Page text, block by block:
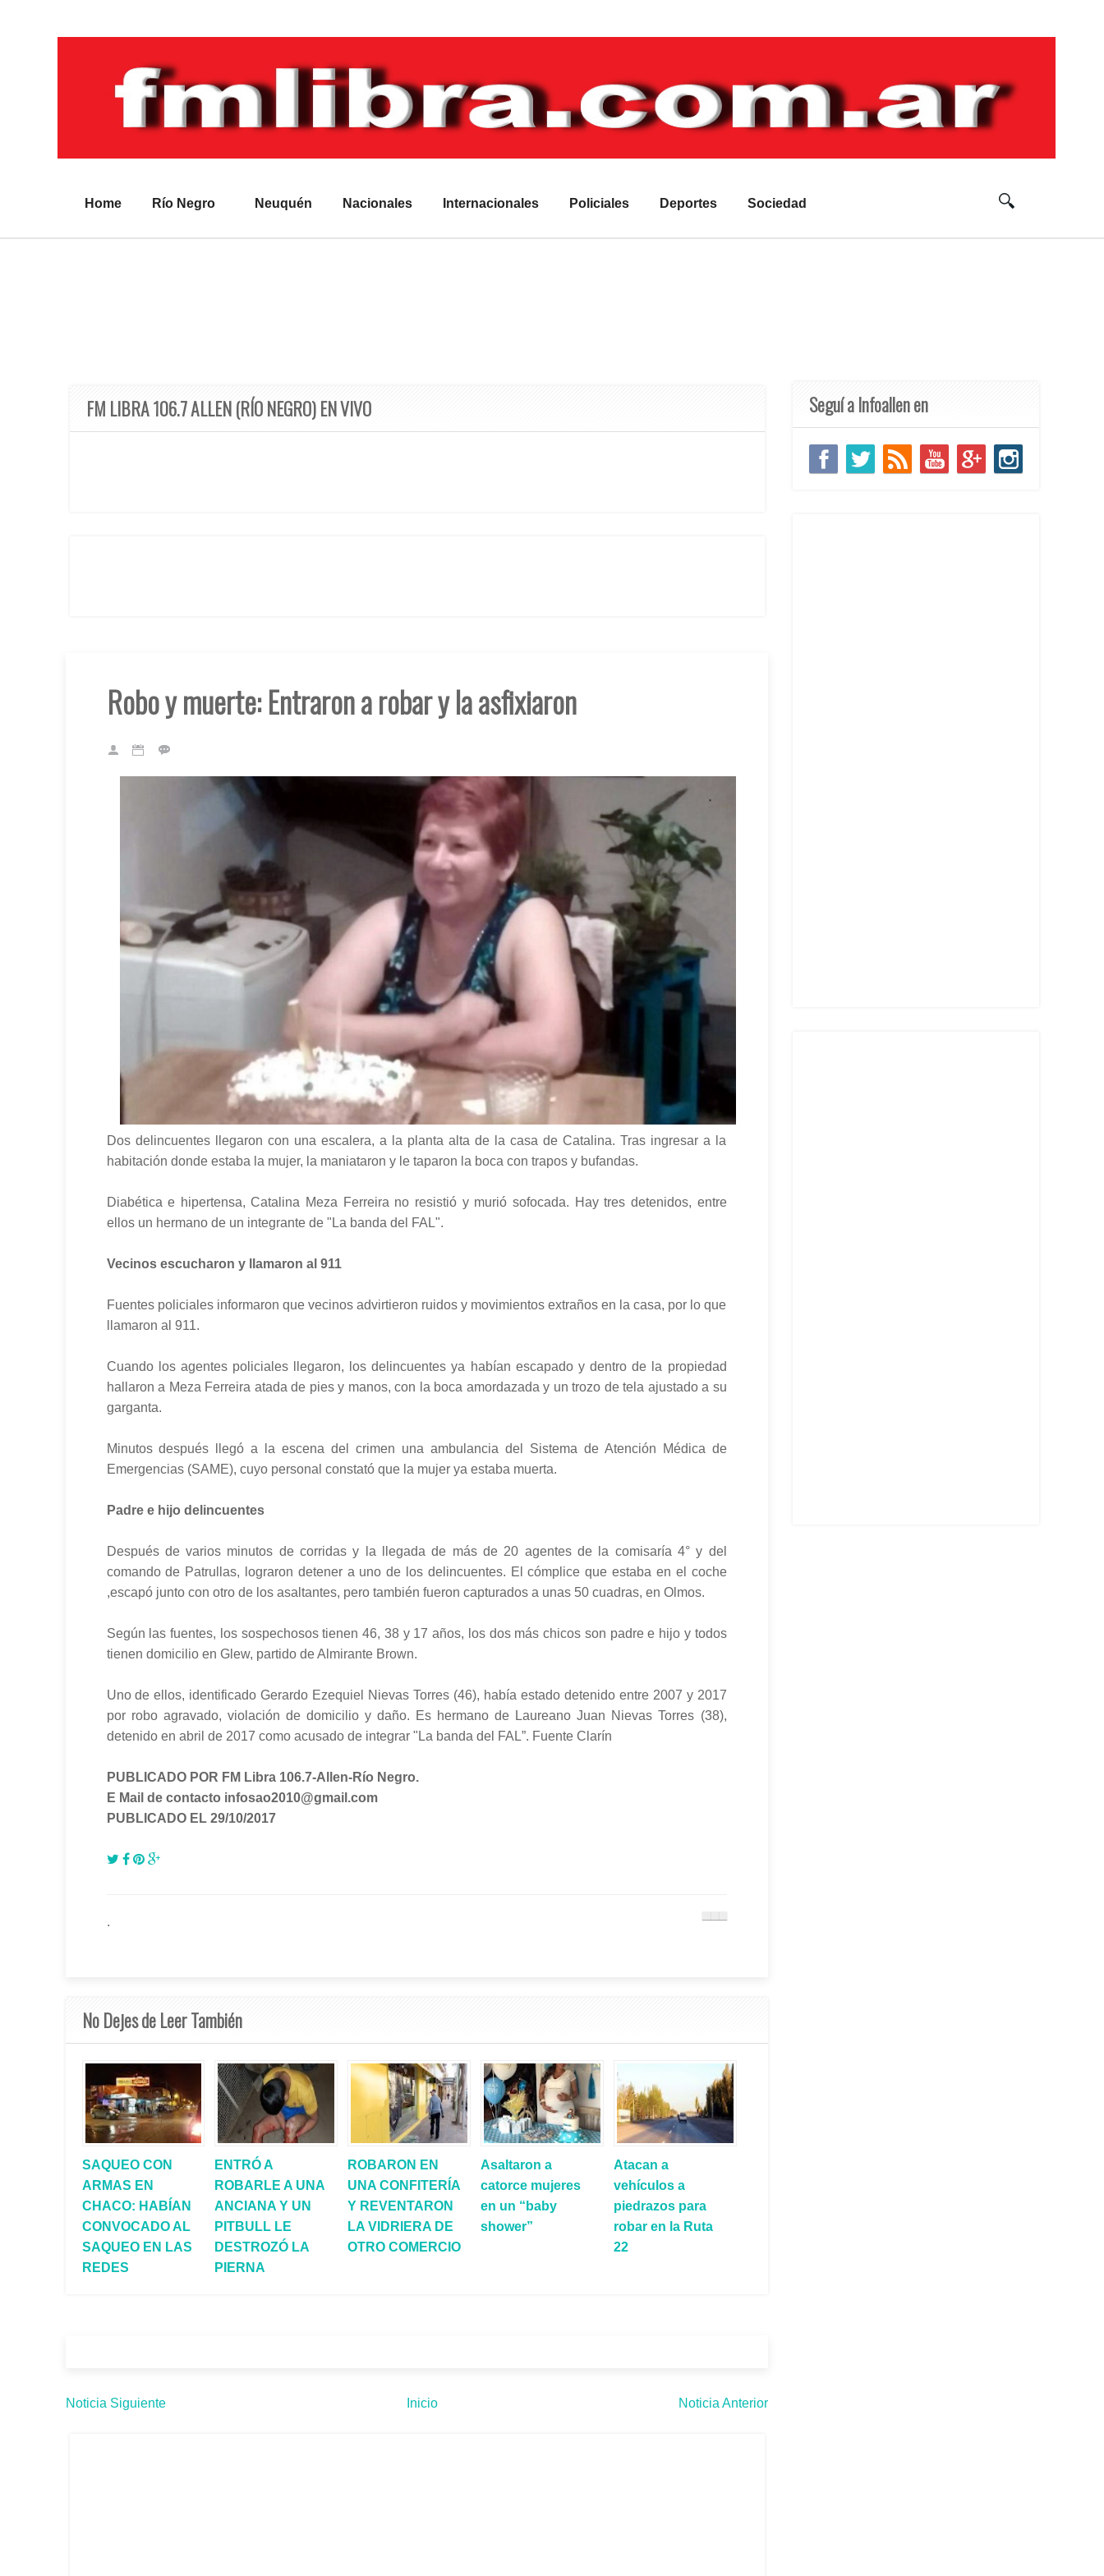
Home Río Negro Neuquén Nacionales Internacionales Policiales Deportes Sociedad
FM LIBRA 106.7 ALLEN (RÍO NEGRO) EN VIVO
Robo y muerte: Entraron a robar y la asfixiaron
Dos delincuentes llegaron con una escalera, a la planta alta de la casa de Catalina. Tras ingresar a la
habitación donde estaba la mujer, la maniataron y le taparon la boca con trapos y bufandas.
Diabética e hipertensa, Catalina Meza Ferreira no resistió y murió sofocada. Hay tres detenidos, entre
ellos un hermano de un integrante de "La banda del FAL".
Vecinos escucharon y llamaron al 911
Fuentes policiales informaron que vecinos advirtieron ruidos y movimientos extraños en la casa, por lo que
llamaron al 911.
Cuando los agentes policiales llegaron, los delincuentes ya habían escapado y dentro de la propiedad
hallaron a Meza Ferreira atada de pies y manos, con la boca amordazada y un trozo de tela ajustado a su
garganta.
Minutos después llegó a la escena del crimen una ambulancia del Sistema de Atención Médica de
Emergencias (SAME), cuyo personal constató que la mujer ya estaba muerta.
Padre e hijo delincuentes
Después de varios minutos de corridas y la llegada de más de 20 agentes de la comisaría 4° y del
comando de Patrullas, lograron detener a uno de los delincuentes. El cómplice que estaba en el coche
,escapó junto con otro de los asaltantes, pero también fueron capturados a unas 50 cuadras, en Olmos.
Según las fuentes, los sospechosos tienen 46, 38 y 17 años, los dos más chicos son padre e hijo y todos
tienen domicilio en Glew, partido de Almirante Brown.
Uno de ellos, identificado Gerardo Ezequiel Nievas Torres (46), había estado detenido entre 2007 y 2017
por robo agravado, violación de domicilio y daño. Es hermano de Laureano Juan Nievas Torres (38),
detenido en abril de 2017 como acusado de integrar "La banda del FAL”. Fuente Clarín
PUBLICADO POR FM Libra 106.7-Allen-Río Negro.
E Mail de contacto infosao2010@gmail.com
PUBLICADO EL 29/10/2017
.
No Dejes de Leer También
SAQUEO CON
ARMAS EN
CHACO: HABÍAN
CONVOCADO AL
SAQUEO EN LAS
REDES
ENTRÓ A
ROBARLE A UNA
ANCIANA Y UN
PITBULL LE
DESTROZÓ LA
PIERNA
ROBARON EN
UNA CONFITERÍA
Y REVENTARON
LA VIDRIERA DE
OTRO COMERCIO
Asaltaron a
catorce mujeres
en un “baby
shower”
Atacan a
vehículos a
piedrazos para
robar en la Ruta
22
Noticia Siguiente Inicio Noticia Anterior
Seguí a Infoallen en